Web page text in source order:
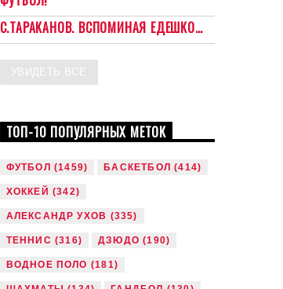
С.ТАРАКАНОВ. ВСПОМИНАЯ ЕДЕШКО…
УВИДЕТЬ ВСЕ
ТОП-10 ПОПУЛЯРНЫХ МЕТОК
ФУТБОЛ (1459) БАСКЕТБОЛ (414)
ХОККЕЙ (342)
АЛЕКСАНДР УХОВ (335)
ТЕННИС (316) ДЗЮДО (190)
ВОДНОЕ ПОЛО (181)